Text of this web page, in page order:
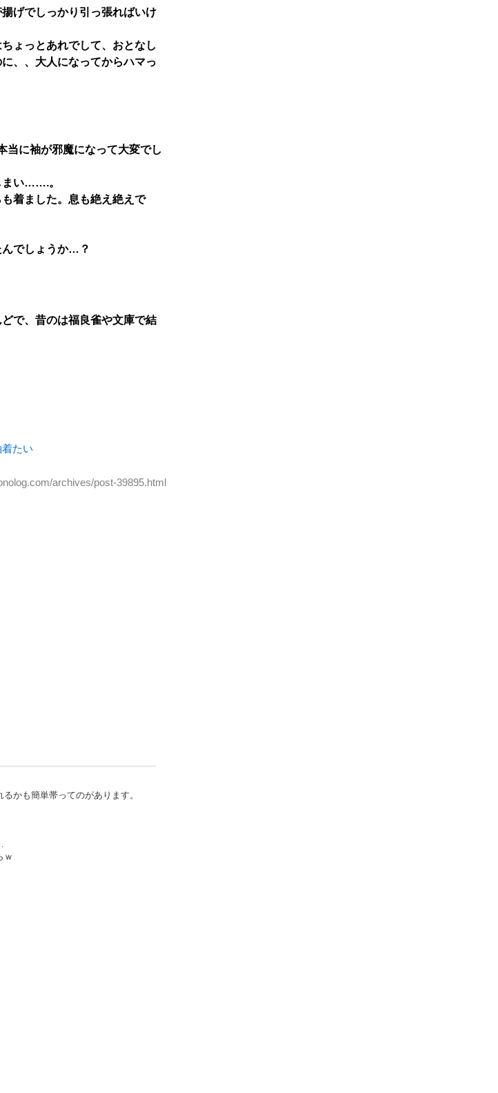
げでしっかり引っ張ればいけ
ょっとあれでして、おとなし
、、大人になってからハマっ
当に袖が邪魔になって大変でし
まい…….。
着ました。息も絶え絶えで
んでしょうか…？
で、昔のは福良雀や文庫で結
たい
archives/post-39895.html
かも簡単帯ってのがあります。
ｗ